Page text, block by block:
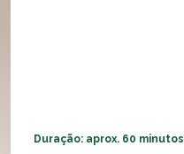
Duração: aprox. 60 minutos